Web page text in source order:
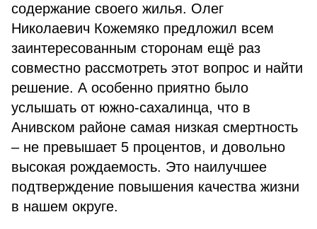
содержание своего жилья. Олег
Николаевич Кожемяко предложил всем
заинтересованным сторонам ещё раз
совместно рассмотреть этот вопрос и найти
решение. А особенно приятно было
услышать от южно-сахалинца, что в
Анивском районе самая низкая смертность
– не превышает 5 процентов, и довольно
высокая рождаемость. Это наилучшее
подтверждение повышения качества жизни
в нашем округе.